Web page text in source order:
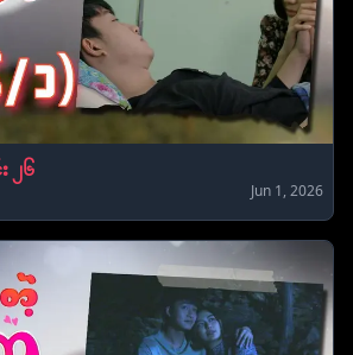
၂၆
Jun 1, 2026